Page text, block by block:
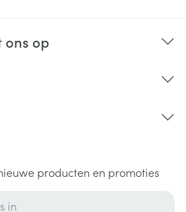
ons op
producten en promoties